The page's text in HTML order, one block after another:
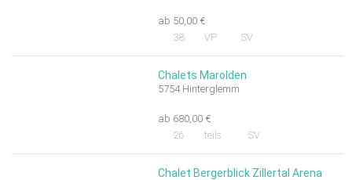
ab 50,00 €
38
VP SV
Chalets Marolden
5754 Hinterglemm
ab 680,00 €
26
teils SV
Chalet Bergerblick Zillertal Arena